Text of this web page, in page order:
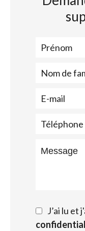
J’ai lu et